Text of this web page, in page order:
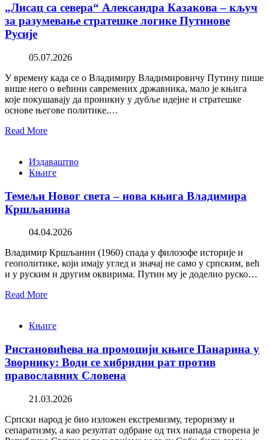
„Лисац са севера“ Александра Казакова – кључ
за разумевање стратешке логике Путинове
Русије
05.07.2026
У времену када се о Владимиру Владимировичу Путину пише
више него о већини савремених државника, мало је књига
које покушавају да проникну у дубље идејне и стратешке
основе његове политике.…
Read More
Издаваштво
Књиге
Темељи Новог света – нова књига Владимира
Кршљанина
04.04.2026
Владимир Кршљанин (1960) спада у филозофе историје и
геополитике, који имају углед и значај не само у српским, већ
и у руским и другим оквирима. Путин му је доделио руско…
Read More
Књиге
Ристановићева на промоцији књиге Панарина у
Зворнику: Води се хибридни рат против
православних Словена
21.03.2026
Српски народ је био изложен екстремизму, тероризму и
сепаратизму, а као резултат одбране од тих напада створена је